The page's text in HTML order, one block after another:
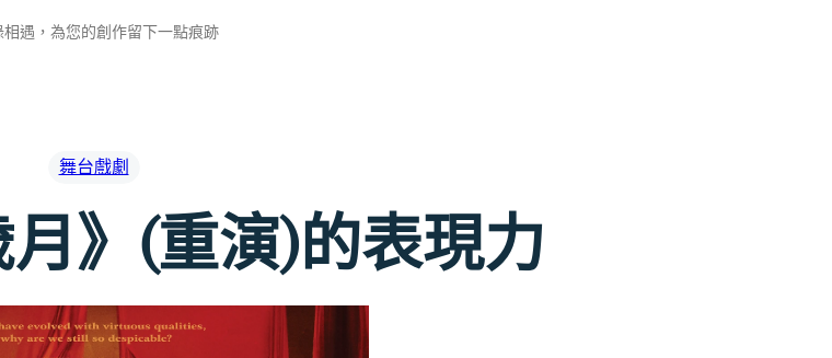
相遇，為您的創作留下一點痕跡
舞台戲劇
》(重演)的表現力